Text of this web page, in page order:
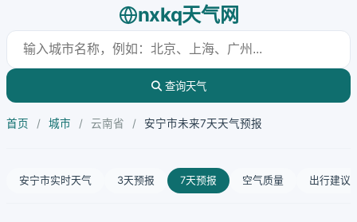
nxkq天气网
查询天气
首页 / 城市 / 云南省 / 安宁市未来7天天气预报
安宁市实时天气 3天预报 7天预报 空气质量 出行建议